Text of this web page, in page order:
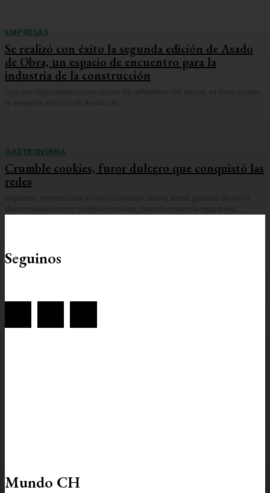
EMPRESAS
Se realizó con éxito la segunda edición de Asado
de Obra, un espacio de encuentro para la
industria de la construcción
GASTRONOMÍA
Crumble cookies, furor dulcero que conquistó las
redes
Seguinos
Mundo CH